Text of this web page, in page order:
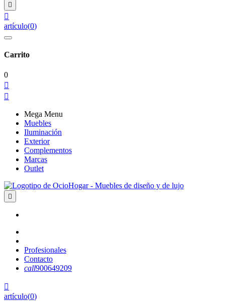


artículo(0)
Carrito
0


Mega Menu
Muebles
Iluminación
Exterior
Complementos
Marcas
Outlet

Profesionales
Contacto
call900649209

artículo(0)